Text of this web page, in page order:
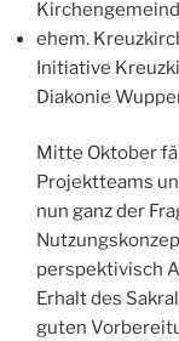
ehem.
Initiative
Diakonie
Mitte Oktober
Projektteams
nun ganz der
perspektivisch
Erhalt des
guten